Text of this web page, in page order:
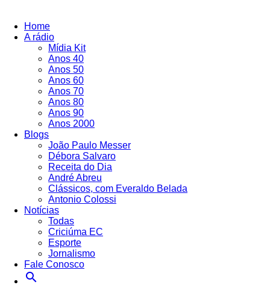
Home
A rádio
Mídia Kit
Anos 40
Anos 50
Anos 60
Anos 70
Anos 80
Anos 90
Anos 2000
Blogs
João Paulo Messer
Débora Salvaro
Receita do Dia
André Abreu
Clássicos, com Everaldo Belada
Antonio Colossi
Notícias
Todas
Criciúma EC
Esporte
Jornalismo
Fale Conosco
search